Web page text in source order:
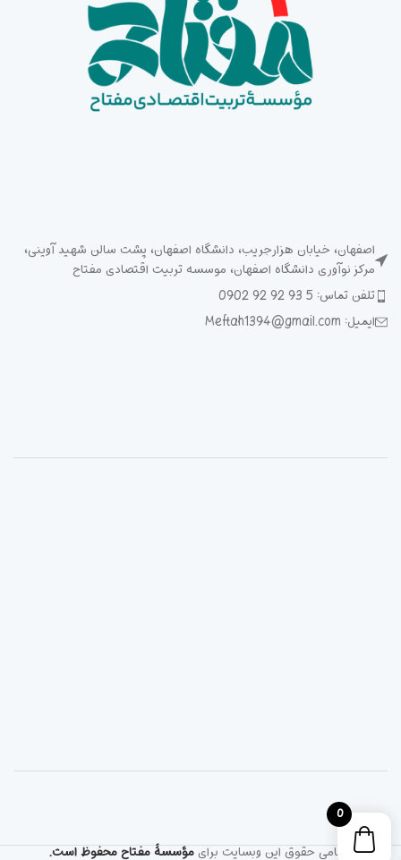
اصفهان، خیابان هزارجریب، دانشگاه اصفهان، پشت سالن شهید آوینی،
مرکز نوآوری دانشگاه اصفهان، موسسه تربیت اقتصادی مفتاح
تلفن تماس: 5 93 92 92 0902
ایمیل: Meftah1394@gmail.com
تمامی حقوق این وبسایت برایمؤسسۀ مفتاح محفوظ است.
0